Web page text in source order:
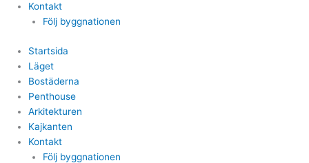
Kontakt
Följ byggnationen
Startsida
Läget
Bostäderna
Penthouse
Arkitekturen
Kajkanten
Kontakt
Följ byggnationen